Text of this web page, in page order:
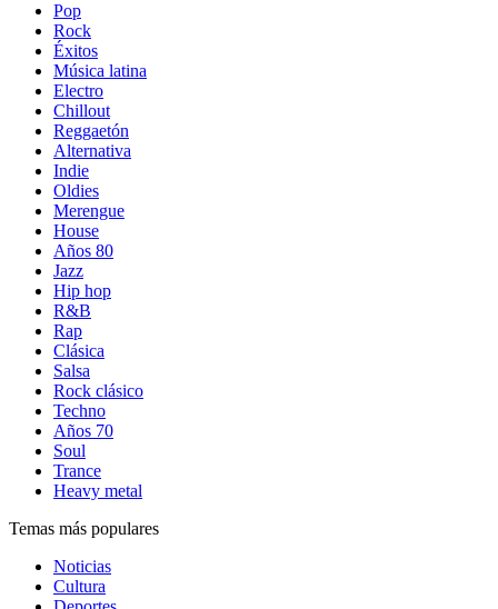
Pop
Rock
Éxitos
Música latina
Electro
Chillout
Reggaetón
Alternativa
Indie
Oldies
Merengue
House
Años 80
Jazz
Hip hop
R&B
Rap
Clásica
Salsa
Rock clásico
Techno
Años 70
Soul
Trance
Heavy metal
Temas más populares
Noticias
Cultura